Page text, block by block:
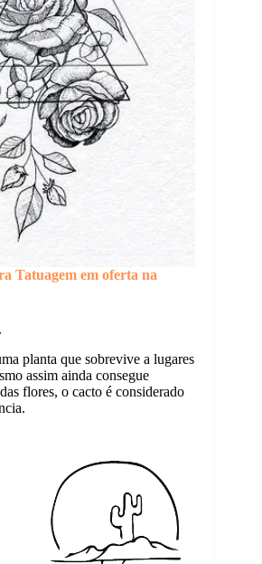
Tatuagem em oferta na
planta que sobrevive a lugares
assim ainda consegue
flores, o cacto é considerado